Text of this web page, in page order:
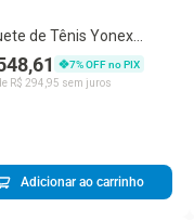
de Tênis Yonex
25
7% OFF no PIX
R$ 294 95 sem juros
Adicionar ao carrinho